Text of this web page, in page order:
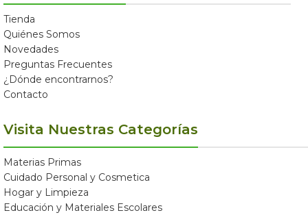
Tienda
Quiénes Somos
Novedades
Preguntas Frecuentes
¿Dónde encontrarnos?
Contacto
Visita Nuestras Categorías
Materias Primas
Cuidado Personal y Cosmetica
Hogar y Limpieza
Educación y Materiales Escolares